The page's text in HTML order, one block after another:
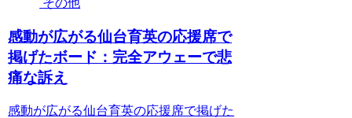
その他
感動が広がる仙台育英の応援席で
掲げたボード：完全アウェーで悲
痛な訴え
感動が広がる仙台育英の応援席で掲げた